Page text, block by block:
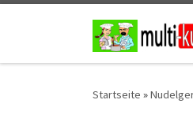
Zum Inhalt springen
Startseite »